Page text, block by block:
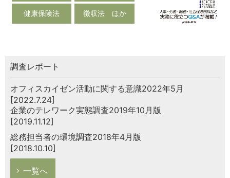
健康保険法 徴収法 ほか
調査レポート
オフィスカイゼン活動に関する意識2022年5月
[2022.7.24]
企業のテレワーク実態調査2019年10月版
[2019.11.12]
総務担当者の環境調査2018年4月版
[2018.10.10]
一覧へ